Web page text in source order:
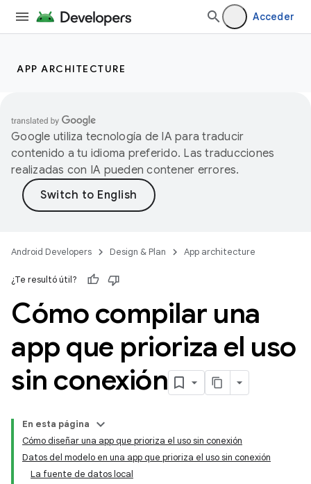
Acceder
APP ARCHITECTURE
Google utiliza tecnología de IA para traducir
contenido a tu idioma preferido. Las traducciones
realizadas con IA pueden contener errores.
Android Developers Design & Plan App architecture
¿Te resultó útil?
Cómo compilar una
app que prioriza el uso
sin conexión
En esta página
Cómo diseñar una app que prioriza el uso sin conexión
Datos del modelo en una app que prioriza el uso sin conexión
La fuente de datos local